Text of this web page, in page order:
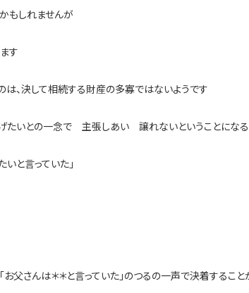
もしれませんが
す
、決して相続する財産の多寡ではないようです
たいとの一念で 主張しあい 譲れないということにな
と言っていた」
父さんは＊＊と言っていた」のつるの一声で決着するこ